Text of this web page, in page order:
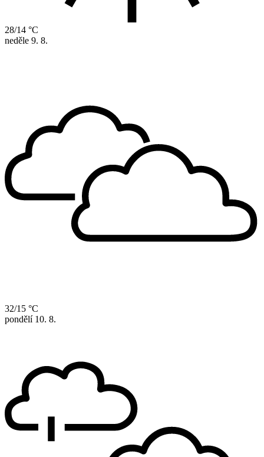
28/14 °C
neděle 9. 8.
32/15 °C
pondělí 10. 8.